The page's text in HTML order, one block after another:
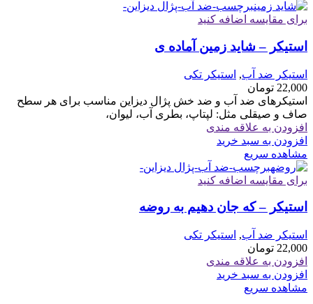
برای مقایسه اضافه کنید
استیکر – شاید زمین آماده ی
استیکر ضد آب, استیکر تکی
22,000 تومان
استیکرهای ضد آب و ضد خش پژال دیزاین مناسب برای هر سطح
صاف و صیقلی مثل: لپتاپ، بطری آب، لیوان،
افزودن به علاقه مندی
افزودن به سبد خرید
مشاهده سریع
برای مقایسه اضافه کنید
استیکر – که جان دهیم به روضه
استیکر ضد آب, استیکر تکی
22,000 تومان
افزودن به علاقه مندی
افزودن به سبد خرید
مشاهده سریع